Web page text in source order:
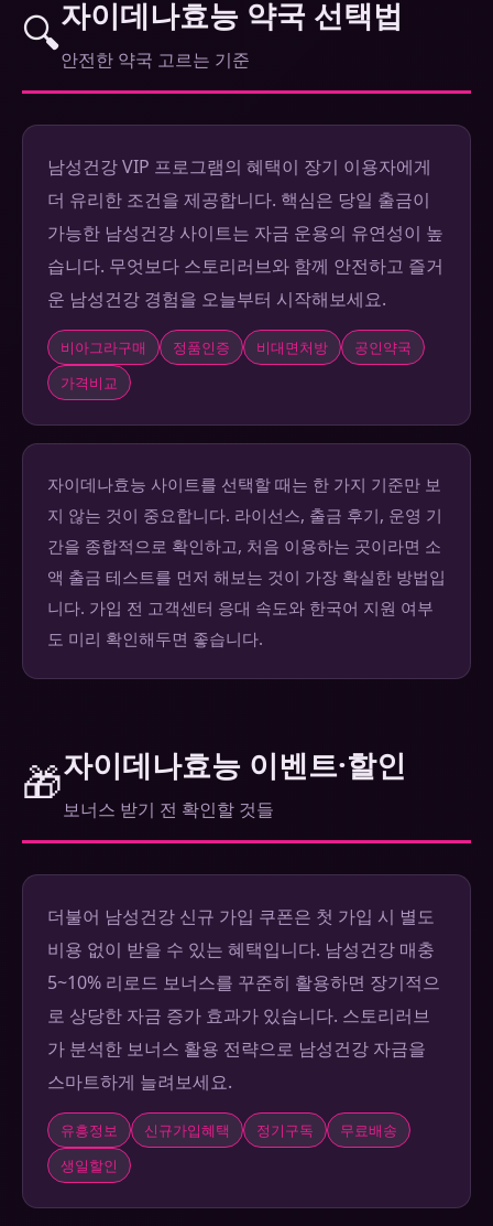
🔍자이데나효능 약국 선택법
안전한 약국 고르는 기준
남성건강 VIP 프로그램의 혜택이 장기 이용자에게
더 유리한 조건을 제공합니다. 핵심은 당일 출금이
가능한 남성건강 사이트는 자금 운용의 유연성이 높
습니다. 무엇보다 스토리러브와 함께 안전하고 즐거
운 남성건강 경험을 오늘부터 시작해보세요.
비아그라구매 정품인증 비대면처방
공인약국
가격비교
자이데나효능 사이트를 선택할 때는 한 가지 기준만 보
지 않는 것이 중요합니다. 라이선스, 출금 후기, 운영 기
간을 종합적으로 확인하고, 처음 이용하는 곳이라면 소
액 출금 테스트를 먼저 해보는 것이 가장 확실한 방법입
니다. 가입 전 고객센터 응대 속도와 한국어 지원 여부
도 미리 확인해두면 좋습니다.
🎁자이데나효능 이벤트·할인
보너스 받기 전 확인할 것들
더불어 남성건강 신규 가입 쿠폰은 첫 가입 시 별도
비용 없이 받을 수 있는 혜택입니다. 남성건강 매충
5~10% 리로드 보너스를 꾸준히 활용하면 장기적으
로 상당한 자금 증가 효과가 있습니다. 스토리러브
가 분석한 보너스 활용 전략으로 남성건강 자금을
스마트하게 늘려보세요.
유흥정보 신규가입혜택 정기구독
무료배송
생일할인